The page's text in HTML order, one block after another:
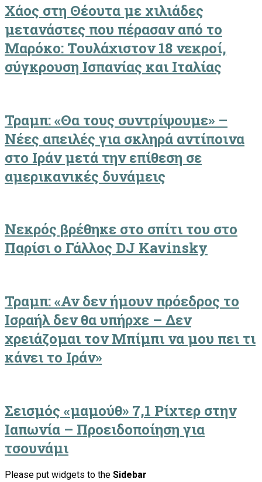
Χάος στη Θέουτα με χιλιάδες
μετανάστες που πέρασαν από το
Μαρόκο: Τουλάχιστον 18 νεκροί,
σύγκρουση Ισπανίας και Ιταλίας
Τραμπ: «Θα τους συντρίψουμε» –
Νέες απειλές για σκληρά αντίποινα
στο Ιράν μετά την επίθεση σε
αμερικανικές δυνάμεις
Νεκρός βρέθηκε στο σπίτι του στο
Παρίσι ο Γάλλος DJ Kavinsky
Τραμπ: «Αν δεν ήμουν πρόεδρος το
Ισραήλ δεν θα υπήρχε – Δεν
χρειάζομαι τον Μπίμπι να μου πει τι
κάνει το Ιράν»
Σεισμός «μαμούθ» 7,1 Ρίχτερ στην
Ιαπωνία – Προειδοποίηση για
τσουνάμι
Please put widgets to the Sidebar